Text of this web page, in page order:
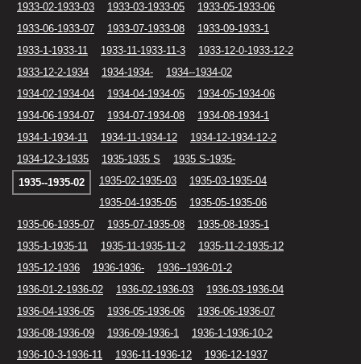
1933-02-1933-03
1933-03-1933-05
1933-05-1933-06
1933-06-1933-07
1933-07-1933-08
1933-09-1933-1
1933-1-1933-11
1933-11-1933-11-3
1933-12-0-1933-12-2
1933-12-2-1934
1934-1934-
1934--1934-02
1934-02-1934-04
1934-04-1934-05
1934-05-1934-06
1934-06-1934-07
1934-07-1934-08
1934-08-1934-1
1934-1-1934-11
1934-11-1934-12
1934-12-1934-12-2
1934-12-3-1935
1935-1935 S
1935 S-1935-
1935--1935-02
1935-02-1935-03
1935-03-1935-04
1935-04-1935-05
1935-05-1935-06
1935-06-1935-07
1935-07-1935-08
1935-08-1935-1
1935-1-1935-11
1935-11-1935-11-2
1935-11-2-1935-12
1935-12-1936
1936-1936-
1936--1936-01-2
1936-01-2-1936-02
1936-02-1936-03
1936-03-1936-04
1936-04-1936-05
1936-05-1936-06
1936-06-1936-07
1936-08-1936-09
1936-09-1936-1
1936-1-1936-10-2
1936-10-3-1936-11
1936-11-1936-12
1936-12-1937